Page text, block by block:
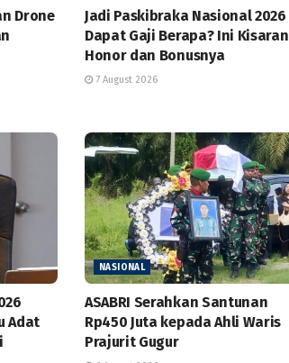
Drone
Jadi Paskibraka Nasional 2026
Dapat Gaji Berapa? Ini Kisaran
Honor dan Bonusnya
7 August 2026
Adat
NASIONAL
ASABRI Serahkan Santunan
Rp450 Juta kepada Ahli Waris
Prajurit Gugur